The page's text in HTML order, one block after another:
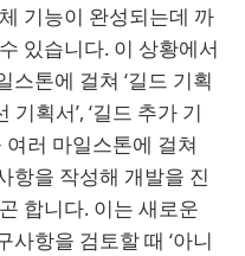
기능이 완성되는데 까
있습니다. 이 상황에서
톤에 걸쳐 ‘길드 기획
기획서’, ‘길드 추가 기
여러 마일스톤에 걸쳐
항을 작성해 개발을 진
합니다. 이는 새로운
항을 검토할 때 ‘아니